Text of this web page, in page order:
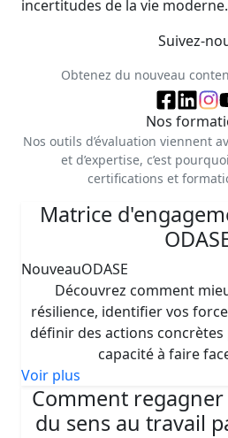
incertitudes de la vie moderne.
Suivez-
Obtenez du nouveau
Nos
Nos outils d’évaluation viennent
et d’expertise, c’est
certifications et
Matrice
NouveauODASE
Découvrez comment
résilience, identifier vos
définir des actions
capacité à faire
Voir plus
Comment regagner
du sens au travail